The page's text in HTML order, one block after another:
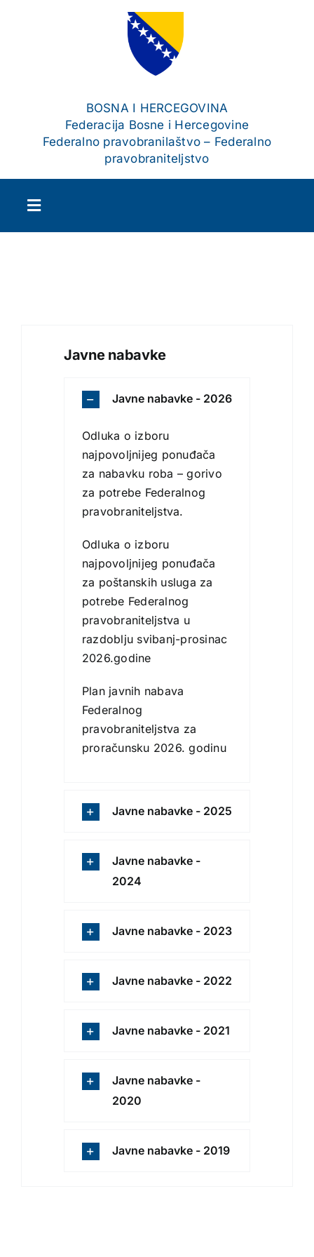
BOSNA I HERCEGOVINA
Federacija Bosne i Hercegovine
Federalno pravobranilaštvo – Federalno
pravobraniteljstvo
Toggle
Navigation
Dokumenti
Javne nabavke
Aktuelnosti
Kontakt
Javne nabavke
Javne nabavke - 2026
Odluka o izboru
najpovoljnijeg ponuđača
za nabavku roba – gorivo
za potrebe Federalnog
pravobraniteljstva.
Odluka o izboru
najpovoljnijeg ponuđača
za poštanskih usluga za
potrebe Federalnog
pravobraniteljstva u
razdoblju svibanj-prosinac
2026.godine
Plan javnih nabava
Federalnog
pravobraniteljstva za
proračunsku 2026. godinu
Javne nabavke - 2025
Javne nabavke -
2024
Javne nabavke - 2023
Javne nabavke - 2022
Javne nabavke - 2021
Javne nabavke -
2020
Javne nabavke - 2019